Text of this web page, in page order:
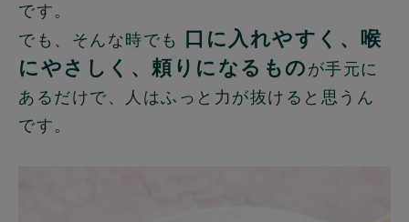
です。
でも、そんな時でも 口に入れやすく、喉
にやさしく、頼りになるものが手元に
あるだけで、人はふっと力が抜けると思うん
です。